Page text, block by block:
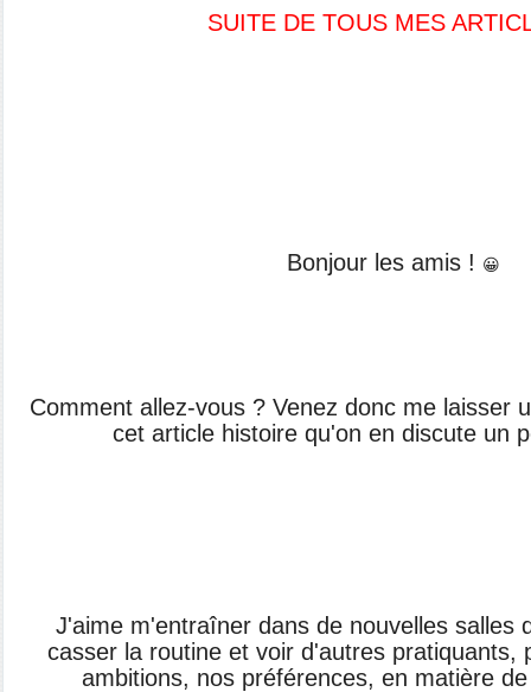
SUITE DE TOUS MES
Bonjour les amis ! 😀
Comment allez-vous ? Venez donc me laisser
cet article histoire qu'on en discute un
J'aime m'entraîner dans de nouvelles salles
casser la routine et voir d'autres pratiquants,
ambitions, nos préférences, en matière